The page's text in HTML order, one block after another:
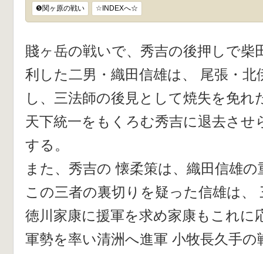
❺関ヶ原の戦い ☆INDEXへ☆
賤ヶ岳の戦いで、秀吉の後押しで柴
利した二男・織田信雄は、 尾張・北
し、三法師の後見として焼失を免れ
天下統一をもくろむ秀吉に退去させ
する。
また、秀吉の 懐柔策は、織田信雄
この三者の裏切りを疑った信雄は、
徳川家康に援軍を求め家康もこれに
軍勢を率い清洲へ進軍 小牧長久手